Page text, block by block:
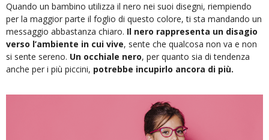
Quando un bambino utilizza il nero nei suoi disegni, riempiendo
per la maggior parte il foglio di questo colore, ti sta mandando un
messaggio abbastanza chiaro. Il nero rappresenta un disagio
verso l’ambiente in cui vive, sente che qualcosa non va e non
si sente sereno. Un occhiale nero, per quanto sia di tendenza
anche per i più piccini, potrebbe incupirlo ancora di più.